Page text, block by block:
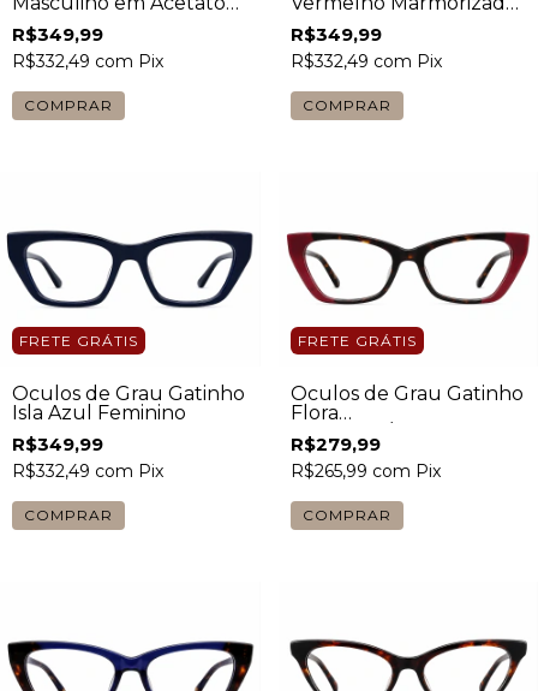
Preto
R$349,99
R$332,49 com Pix
Feminino
R$349,99
R$332,49 com Pix
FRETE GRÁTIS
Óculos de Grau Gatinho
Isla Azul Feminino
R$349,99
R$332,49 com Pix
FRETE GRÁTIS
Óculos de Grau Gatinho
Flora
Vermelho/Tartaruga
Feminino
R$279,99
R$265,99 com Pix